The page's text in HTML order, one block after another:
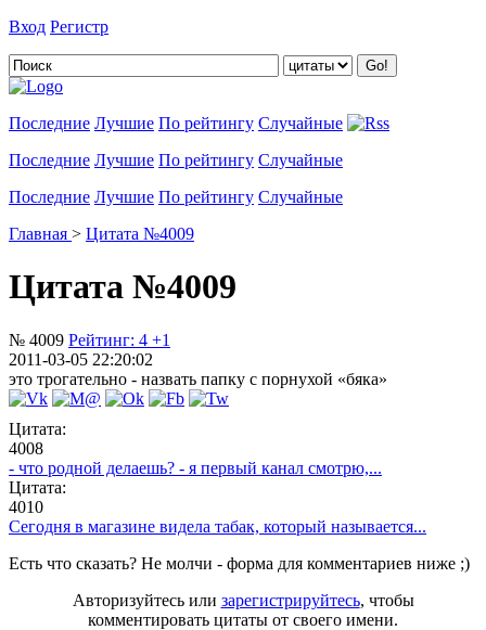
Вход Регистр
Последние Лучшие По рейтингу Случайные
Последние Лучшие По рейтингу Случайные
Последние Лучшие По рейтингу Случайные
Главная > Цитата №4009
Цитата №4009
№ 4009 Рейтинг: 4 +1
2011-03-05 22:20:02
это трогательно - назвать папку с порнухой «бяка»
Цитата:
4008
- что родной делаешь? - я первый канал смотрю,...
Цитата:
4010
Сегодня в магазине видела табак, который называется...
Есть что сказать? Не молчи - форма для комментариев ниже ;)
Авторизуйтесь или зарегистрируйтесь, чтобы
комментировать цитаты от своего имени.